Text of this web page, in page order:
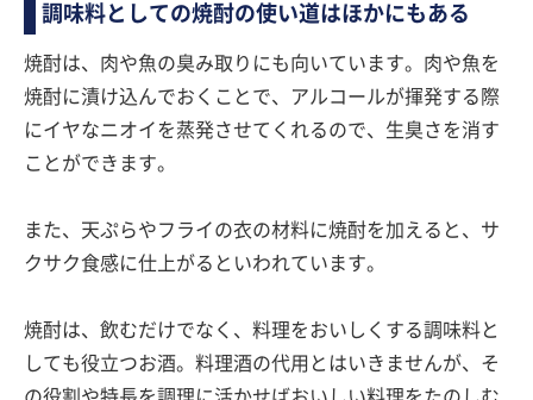
調味料としての焼酎の使い道はほかにもある
焼酎は、肉や魚の臭み取りにも向いています。肉や魚を
焼酎に漬け込んでおくことで、アルコールが揮発する際
にイヤなニオイを蒸発させてくれるので、生臭さを消す
ことができます。
また、天ぷらやフライの衣の材料に焼酎を加えると、サ
クサク食感に仕上がるといわれています。
焼酎は、飲むだけでなく、料理をおいしくする調味料と
しても役立つお酒。料理酒の代用とはいきませんが、そ